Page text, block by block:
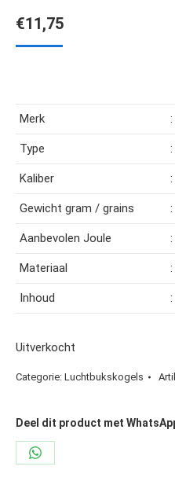
€11,75
Merk
Type
Kaliber
Gewicht gram / grains
Aanbevolen Joule
Materiaal
Inhoud
Uitverkocht
Categorie: Luchtbukskogels
Deel dit product met
Share